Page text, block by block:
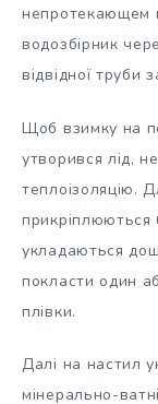
непротекающем
водозбірник
відвідної труби
Щоб взимку на
утворився лід,
теплоізоляцію.
прикріплюються
укладаються
покласти один
плівки.
Далі на настил
мінерально-